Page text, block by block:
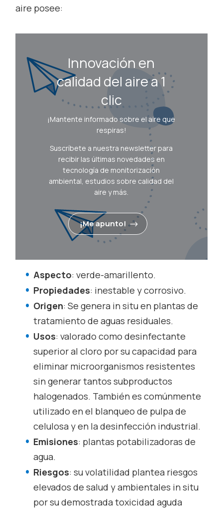
aire posee:
Innovación en
calidad del aire a 1
clic
¡Mantente informado sobre el aire que
respiras!
Suscríbete a nuestra newsletter para
recibir las últimas novedades en
tecnología de monitorización
ambiental, estudios sobre calidad del
aire y más.
¡Me apunto!
Aspecto: verde-amarillento.
Propiedades: inestable y corrosivo.
Origen: Se genera in situ en plantas de
tratamiento de aguas residuales.
Usos: valorado como desinfectante
superior al cloro por su capacidad para
eliminar microorganismos resistentes
sin generar tantos subproductos
halogenados. También es comúnmente
utilizado en el blanqueo de pulpa de
celulosa y en la desinfección industrial.
Emisiones: plantas potabilizadoras de
agua.
Riesgos: su volatilidad plantea riesgos
elevados de salud y ambientales in situ
por su demostrada toxicidad aguda